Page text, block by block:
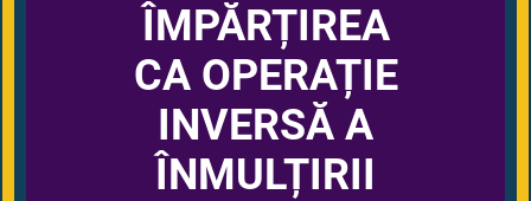
ÎMPĂRȚIREA
CA OPERAȚIE
INVERSĂ A
ÎNMULȚIRII